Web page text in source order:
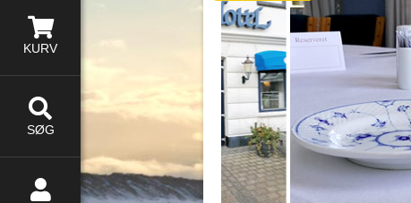
KURV
SØG